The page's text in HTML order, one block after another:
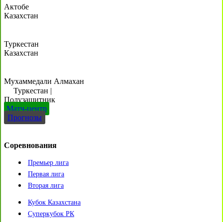
Актобе
Казахстан
Туркестан
Казахстан
Мухаммедали Алмахан
Туркестан |
Полузащитник
Матч-центр
Прогнозы
Соревнования
Премьер лига
Первая лига
Вторая лига
Кубок Казахстана
Суперкубок РК